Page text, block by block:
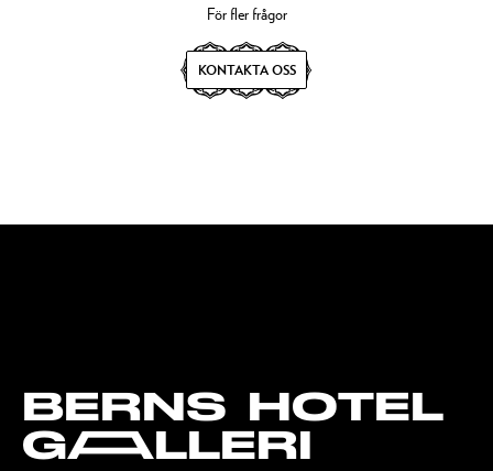
För fler frågor
KONTAKTA OSS
BERNS HOTEL
GAALLERI